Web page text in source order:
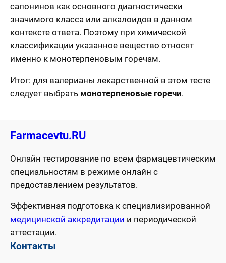
сапонинов как основного диагностически
значимого класса или алкалоидов в данном
контексте ответа. Поэтому при химической
классификации указанное вещество относят
именно к монотерпеновым горечам.
Итог: для валерианы лекарственной в этом тесте
следует выбрать монотерпеновые горечи.
Farmacevtu.RU
Онлайн тестирование по всем фармацевтическим
специальностям в режиме онлайн с
предоставлением результатов.
Эффективная подготовка к специализированной
медицинской аккредитации и периодической
аттестации.
Контакты